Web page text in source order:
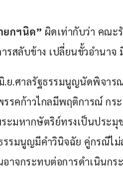
ยกฯนิด” ผิดเท่ากับว่า คณะ
รสลับข้าง เปลี่ยนขั้วอำนาจ
.ย.ศาลรัฐธรรมนูญนัดพิจา
รคก้าวไกลมีพฤติการณ์ กร
ะมหากษัตริย์ทรงเป็นประ
รรมนูญมีคำวินิจฉัย คู่กรณีไ
อาจกระทบต่อการดำเนินก